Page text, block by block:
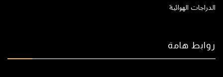
الدراجات الهوائية
روابط هامة